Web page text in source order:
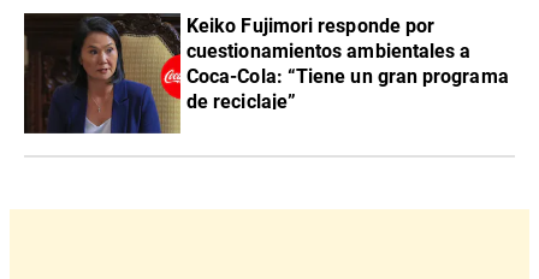
Keiko Fujimori responde por
cuestionamientos ambientales a
Coca-Cola: “Tiene un gran programa
de reciclaje”